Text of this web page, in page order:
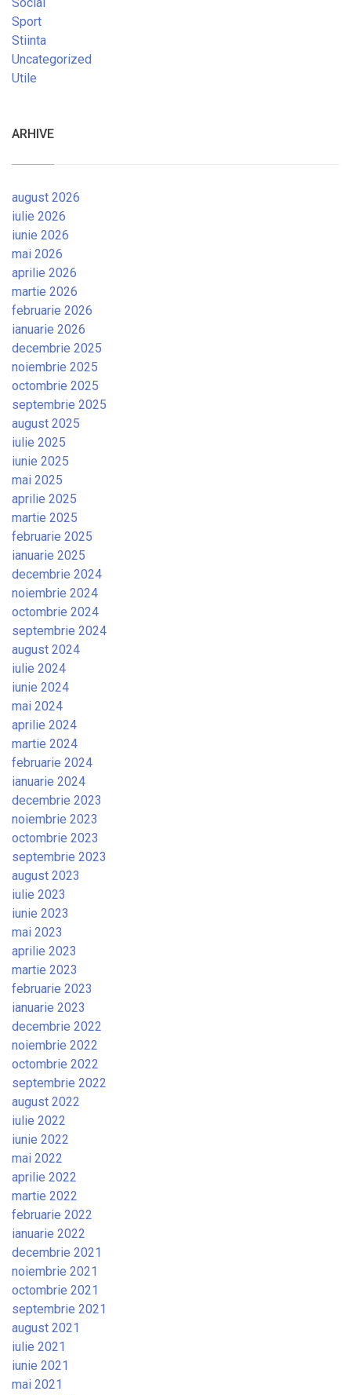
Sport
Stiinta
Uncategorized
Utile
ARHIVE
august 2026
iulie 2026
iunie 2026
mai 2026
aprilie 2026
martie 2026
februarie 2026
ianuarie 2026
decembrie 2025
noiembrie 2025
octombrie 2025
septembrie 2025
august 2025
iulie 2025
iunie 2025
mai 2025
aprilie 2025
martie 2025
februarie 2025
ianuarie 2025
decembrie 2024
noiembrie 2024
octombrie 2024
septembrie 2024
august 2024
iulie 2024
iunie 2024
mai 2024
aprilie 2024
martie 2024
februarie 2024
ianuarie 2024
decembrie 2023
noiembrie 2023
octombrie 2023
septembrie 2023
august 2023
iulie 2023
iunie 2023
mai 2023
aprilie 2023
martie 2023
februarie 2023
ianuarie 2023
decembrie 2022
noiembrie 2022
octombrie 2022
septembrie 2022
august 2022
iulie 2022
iunie 2022
mai 2022
aprilie 2022
martie 2022
februarie 2022
ianuarie 2022
decembrie 2021
noiembrie 2021
octombrie 2021
septembrie 2021
august 2021
iulie 2021
iunie 2021
mai 2021